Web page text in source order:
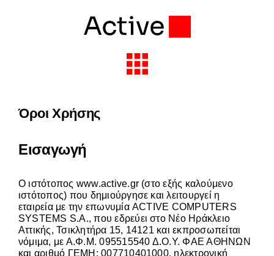
Toggle
Partners
About Active
Όροι Χρήσης
Εισαγωγή
O ιστότοπος www.active.gr (στο εξής καλούμενο
ιστότοπος) που δημιούργησε και λειτουργεί η
εταιρεία με την επωνυμία ACTIVE COMPUTERS
SYSTEMS S.A., που εδρεύει στο Νέο Ηράκλειο
Αττικής, Τσικλητήρα 15, 14121 και εκπροσωπείται
νόμιμα, με Α.Φ.Μ. 095515540 Δ.Ο.Υ. ΦΑΕ ΑΘΗΝΩΝ
και αριθμό ΓΕΜΗ: 007710401000, ηλεκτρονική